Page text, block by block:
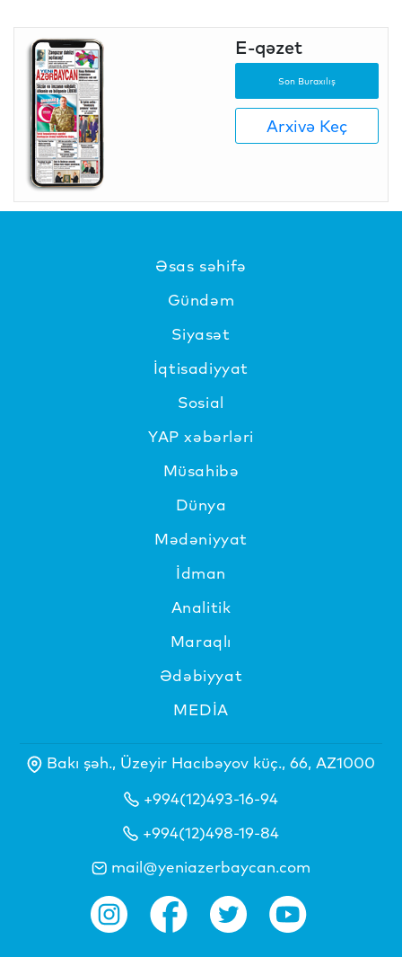
E-qəzet
Son Buraxılış
Arxivə Keç
Əsas səhifə
Gündəm
Siyasət
İqtisadiyyat
Sosial
YAP xəbərləri
Müsahibə
Dünya
Mədəniyyat
İdman
Analitik
Maraqlı
Ədəbiyyat
MEDİA
Bakı şəh., Üzeyir Hacıbəyov küç., 66, AZ1000
+994(12)493-16-94
+994(12)498-19-84
mail@yeniazerbaycan.com